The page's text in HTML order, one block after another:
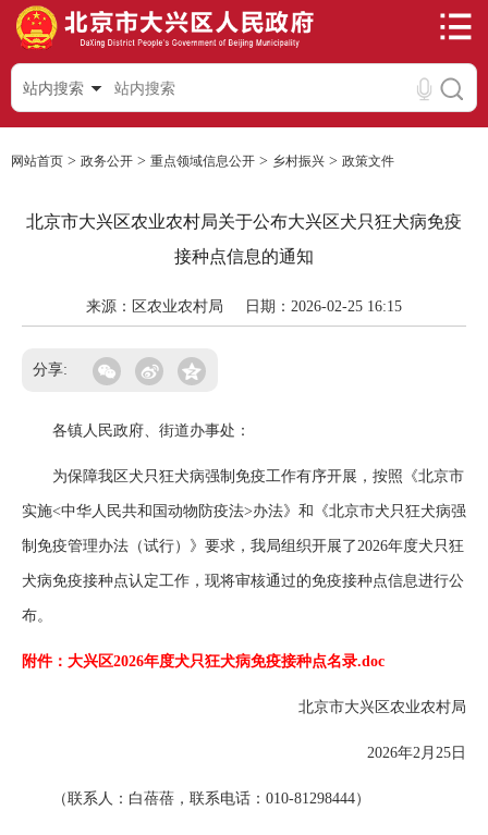
站内搜索
网站首页 > 政务公开 > 重点领域信息公开 > 乡村振兴 > 政策文件
北京市大兴区农业农村局关于公布大兴区犬只狂犬病免疫
接种点信息的通知
来源：区农业农村局 日期：2026-02-25 16:15
分享:
各镇人民政府、街道办事处：
为保障我区犬只狂犬病强制免疫工作有序开展，按照《北京市
实施<中华人民共和国动物防疫法>办法》和《北京市犬只狂犬病强
制免疫管理办法（试行）》要求，我局组织开展了2026年度犬只狂
犬病免疫接种点认定工作，现将审核通过的免疫接种点信息进行公
布。
附件：大兴区2026年度犬只狂犬病免疫接种点名录.doc
北京市大兴区农业农村局
2026年2月25日
（联系人：白蓓蓓，联系电话：010-81298444）